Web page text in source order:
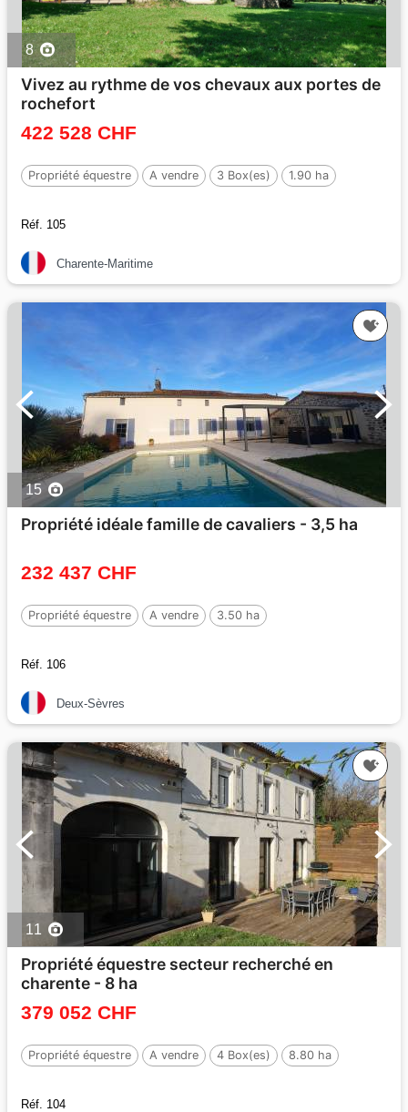
8
Vivez au rythme de vos chevaux aux portes de
rochefort
422 528 CHF
Propriété équestre A vendre 3 Box(es) 1.90 ha
Réf. 105
Charente-Maritime
15
Propriété idéale famille de cavaliers - 3,5 ha
232 437 CHF
Propriété équestre A vendre 3.50 ha
Réf. 106
Deux-Sèvres
11
Propriété équestre secteur recherché en
charente - 8 ha
379 052 CHF
Propriété équestre A vendre 4 Box(es) 8.80 ha
Réf. 104